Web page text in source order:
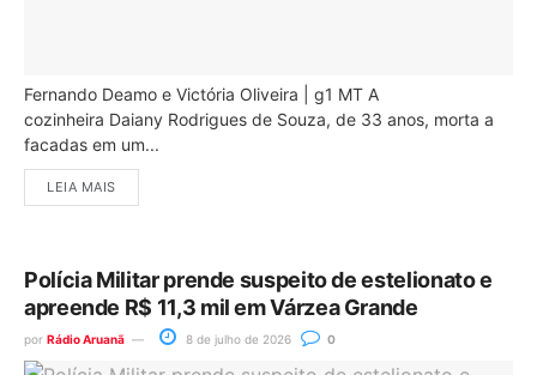
Fernando Deamo e Victória Oliveira | g1 MT A
cozinheira Daiany Rodrigues de Souza, de 33 anos, morta a
facadas em um...
LEIA MAIS
Polícia Militar prende suspeito de estelionato e
apreende R$ 11,3 mil em Várzea Grande
por Rádio Aruanã 8 de julho de 2026 0